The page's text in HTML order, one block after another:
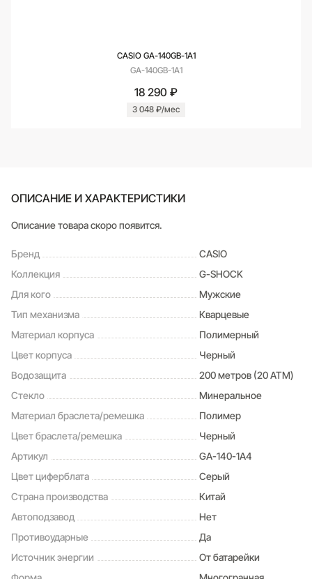
CASIO GA-140GB-1A1
GA-140GB-1A1
18 290 ₽
3 048 ₽/мес
ОПИСАНИЕ И ХАРАКТЕРИСТИКИ
Описание товара скоро появится.
Бренд
CASIO
Коллекция
G-SHOCK
Для кого
Мужские
Тип механизма
Кварцевые
Материал корпуса
Полимерный
Цвет корпуса
Черный
Водозащита
200 метров (20 ATM)
Стекло
Минеральное
Материал браслета/ремешка
Полимер
Цвет браслета/ремешка
Черный
Артикул
GA-140-1A4
Цвет циферблата
Серый
Страна производства
Китай
Автоподзавод
Нет
Противоударные
Да
Источник энергии
От батарейки